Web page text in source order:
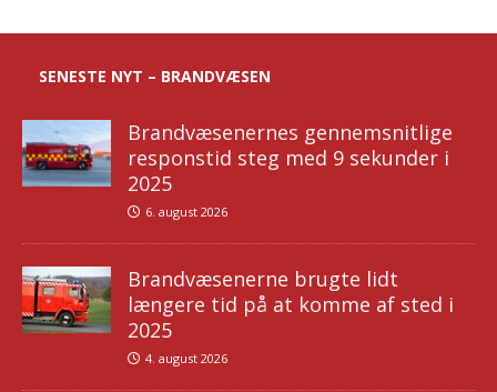
SENESTE NYT – BRANDVÆSEN
Brandvæsenernes gennemsnitlige
responstid steg med 9 sekunder i
2025
6. august 2026
Brandvæsenerne brugte lidt
længere tid på at komme af sted i
2025
4. august 2026